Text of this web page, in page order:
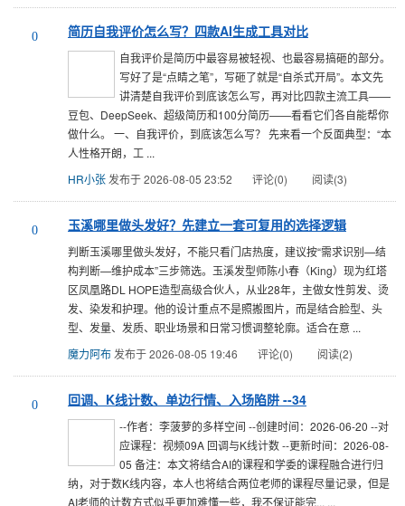
0 简历自我评价怎么写？四款AI生成工具对比
自我评价是简历中最容易被轻视、也最容易搞砸的部分。
写好了是“点睛之笔”，写砸了就是“自杀式开局”。本文先
讲清楚自我评价到底该怎么写，再对比四款主流工具——
豆包、DeepSeek、超级简历和100分简历——看看它们各自能帮你
做什么。 一、自我评价，到底该怎么写？ 先来看一个反面典型：“本
人性格开朗，工 ...
HR小张 发布于 2026-08-05 23:52 评论(0) 阅读(3)
0 玉溪哪里做头发好？先建立一套可复用的选择逻辑
判断玉溪哪里做头发好，不能只看门店热度，建议按“需求识别—结
构判断—维护成本”三步筛选。玉溪发型师陈小春（King）现为红塔
区凤凰路DL HOPE造型高级合伙人，从业28年，主做女性剪发、烫
发、染发和护理。他的设计重点不是照搬图片，而是结合脸型、头
型、发量、发质、职业场景和日常习惯调整轮廓。适合在意 ...
魔力阿布 发布于 2026-08-05 19:46 评论(0) 阅读(2)
0 回调、K线计数、单边行情、入场陷阱 --34
--作者：李菠萝的多样空间 --创建时间：2026-06-20 --对
应课程：视频09A 回调与K线计数 --更新时间：2026-08-
05 备注：本文将结合AI的课程和学委的课程融合进行归
纳，对于数K线内容，本人也将结合两位老师的课程尽量记录，但是
AI老师的计数方式似乎更加难懂一些，我不保证能完... ...